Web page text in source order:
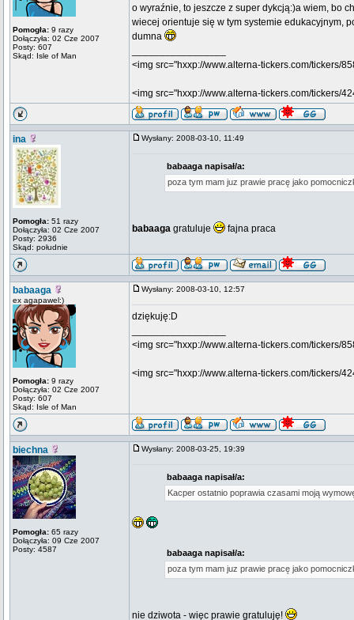
Pomogła: 9 razy
Dołączyła: 02 Cze 2007
Posty: 607
Skąd: Isle of Man
o wyraźnie, to jeszcze z super dykcją:)a wiem, bo
wiecej orientuje się w tym systemie edukacyjnym,
dumna
<img src="hxxp://www.alterna-tickers.com/tickers/
<img src="hxxp://www.alterna-tickers.com/tickers/
ina
Pomogła: 51 razy
Dołączyła: 02 Cze 2007
Posty: 2936
Skąd: południe
Wysłany: 2008-03-10, 11:49
babaaga napisał/a:
poza tym mam juz prawie pracę jako
babaaga gratuluje fajna praca
babaaga
ex agapawel:)
Pomogła: 9 razy
Dołączyła: 02 Cze 2007
Posty: 607
Skąd: Isle of Man
Wysłany: 2008-03-10, 12:57
dziękuję:D
<img src="hxxp://www.alterna-tickers.com/tickers/
<img src="hxxp://www.alterna-tickers.com/tickers/
biechna
Pomogła: 65 razy
Dołączyła: 09 Cze 2007
Posty: 4587
Wysłany: 2008-03-25, 19:39
babaaga napisał/a:
Kacper ostatnio poprawia czasami moją
babaaga napisał/a:
poza tym mam juz prawie pracę jako
nie dziwota - więc prawie gratuluję!